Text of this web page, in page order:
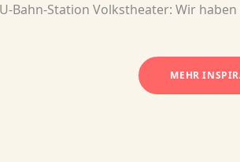
U-Bahn-Station Volkstheater: Wir
MEHR